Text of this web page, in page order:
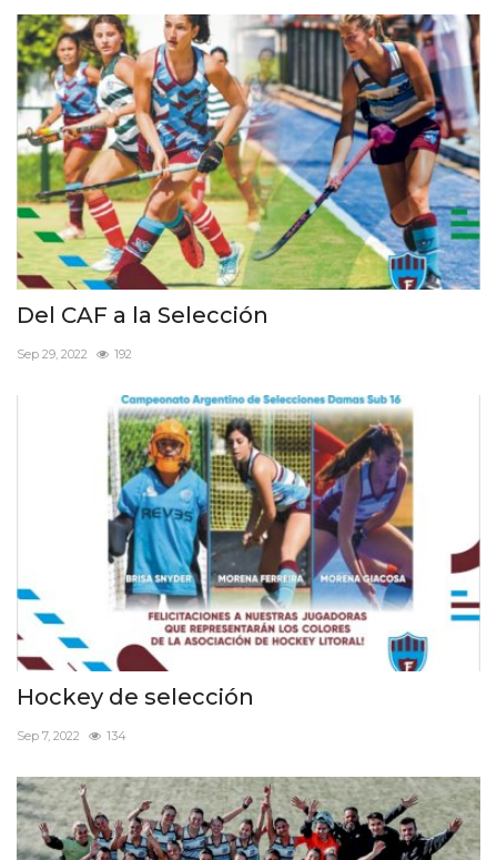
Del CAF a la Selección
Sep 29, 2022 192
Hockey de selección
Sep 7, 2022 134